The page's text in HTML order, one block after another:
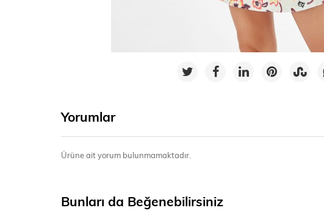
Yorumlar
Ürüne ait yorum bulunmamaktadır.
Bunları da Beğenebilirsiniz